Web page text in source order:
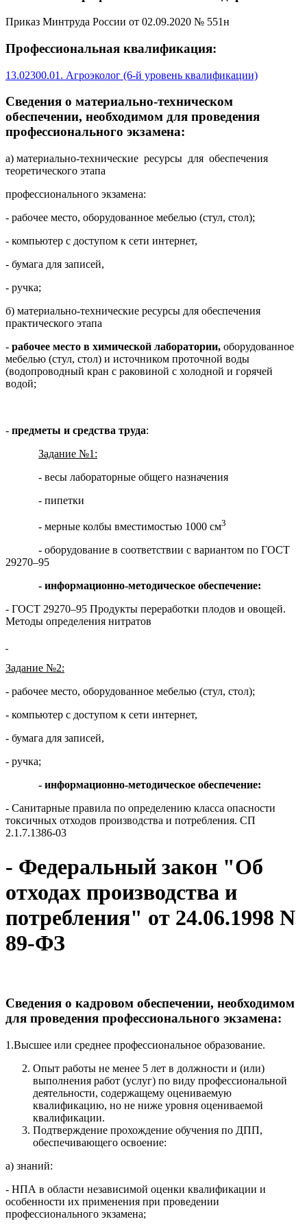
Приказ Минтруда России от 02.09.2020 № 551н
Профессиональная квалификация:
13.02300.01. Агроэколог (6-й уровень квалификации)
Сведения о материально-техническом
обеспечении, необходимом для проведения
профессионального экзамена:
а) материально-технические ресурсы для обеспечения
теоретического этапа
профессионального экзамена:
- рабочее место, оборудованное мебелью (стул, стол);
- компьютер с доступом к сети интернет,
- бумага для записей,
- ручка;
б) материально-технические ресурсы для обеспечения
практического этапа
- рабочее место в химической лаборатории, оборудованное
мебелью (стул, стол) и источником проточной воды
(водопроводный кран с раковиной с холодной и горячей
водой;
- предметы и средства труда:
Задание №1:
- весы лабораторные общего назначения
- пипетки
- мерные колбы вместимостью 1000 см3
- оборудование в соответствии с вариантом по ГОСТ
29270–95
- информационно-методическое обеспечение:
- ГОСТ 29270–95 Продукты переработки плодов и овощей.
Методы определения нитратов
Задание №2:
- рабочее место, оборудованное мебелью (стул, стол);
- компьютер с доступом к сети интернет,
- бумага для записей,
- ручка;
- информационно-методическое обеспечение:
- Санитарные правила по определению класса опасности
токсичных отходов производства и потребления. СП
2.1.7.1386-03
- Федеральный закон "Об
отходах производства и
потребления" от 24.06.1998 N
89-ФЗ
Сведения о кадровом обеспечении, необходимом
для проведения профессионального экзамена:
1.Высшее или среднее профессиональное образование.
Опыт работы не менее 5 лет в должности и (или)
выполнения работ (услуг) по виду профессиональной
деятельности, содержащему оцениваемую
квалификацию, но не ниже уровня оцениваемой
квалификации.
Подтверждение прохождение обучения по ДПП,
обеспечивающего освоение:
а) знаний:
- НПА в области независимой оценки квалификации и
особенности их применения при проведении
профессионального экзамена;